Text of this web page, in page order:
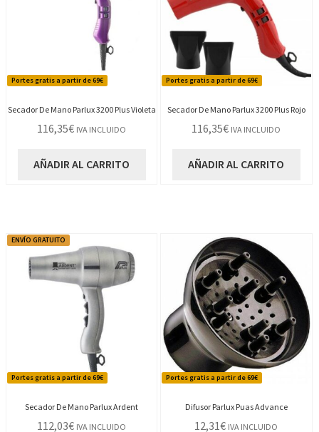
Portes gratis a partir de 69€
Secador De Mano Parlux 3200 Plus Violeta
116,35€ IVA INCLUIDO
AÑADIR AL CARRITO
Portes gratis a partir de 69€
Secador De Mano Parlux 3200 Plus Rojo
116,35€ IVA INCLUIDO
AÑADIR AL CARRITO
Portes gratis a partir de 69€
ENVÍO GRATUITO
Secador De Mano Parlux Ardent
112,03€ IVA INCLUIDO
Portes gratis a partir de 69€
Difusor Parlux Puas Advance
12,31€ IVA INCLUIDO